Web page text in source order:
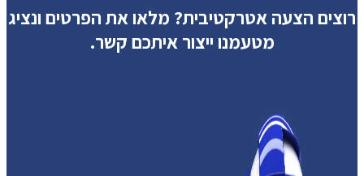
רוצים הצעה אטרקטיבית? מלאו את הפרטים ונציג
מטעמנו ייצור איתכם קשר.